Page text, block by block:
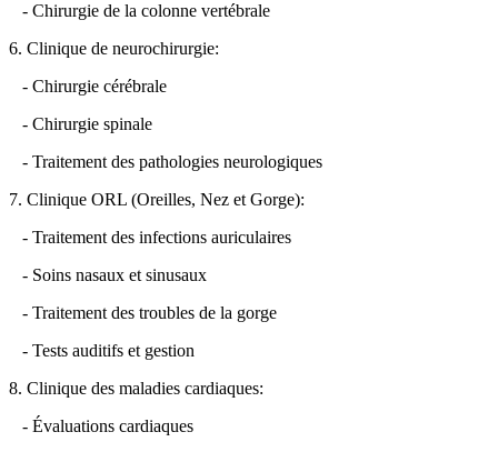
- Chirurgie de la colonne vertébrale
6. Clinique de neurochirurgie:
- Chirurgie cérébrale
- Chirurgie spinale
- Traitement des pathologies neurologiques
7. Clinique ORL (Oreilles, Nez et Gorge):
- Traitement des infections auriculaires
- Soins nasaux et sinusaux
- Traitement des troubles de la gorge
- Tests auditifs et gestion
8. Clinique des maladies cardiaques:
- Évaluations cardiaques